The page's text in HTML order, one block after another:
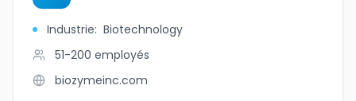
Industrie: Biotechnology
51-200 employés
biozymeinc.com